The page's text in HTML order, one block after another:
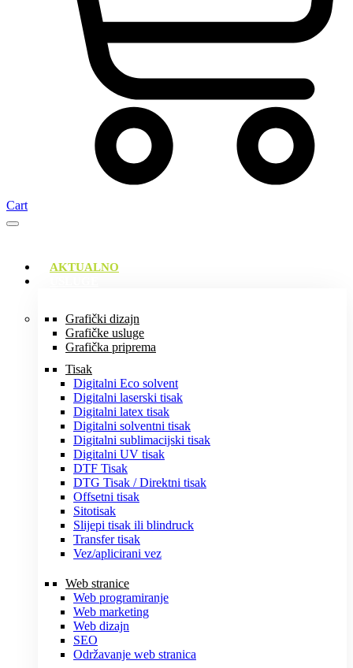
Cart
AKTUALNO
Grafički dizajn
Grafičke usluge
Grafička priprema
Tisak
Digitalni Eco solvent
Digitalni laserski tisak
Digitalni latex tisak
Digitalni solventni tisak
Digitalni sublimacijski tisak
Digitalni UV tisak
DTF Tisak
DTG Tisak / Direktni tisak
Offsetni tisak
Sitotisak
Slijepi tisak ili blindruck
Transfer tisak
Vez/aplicirani vez
Web stranice
Web programiranje
Web marketing
Web dizajn
SEO
Održavanje web stranica